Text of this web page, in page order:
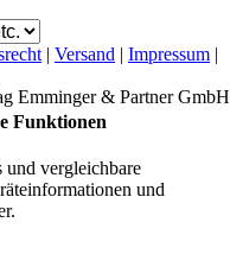
| Versand | Impressum |
Emminger & Partner GmbH
Funktionen
und vergleichbare
und